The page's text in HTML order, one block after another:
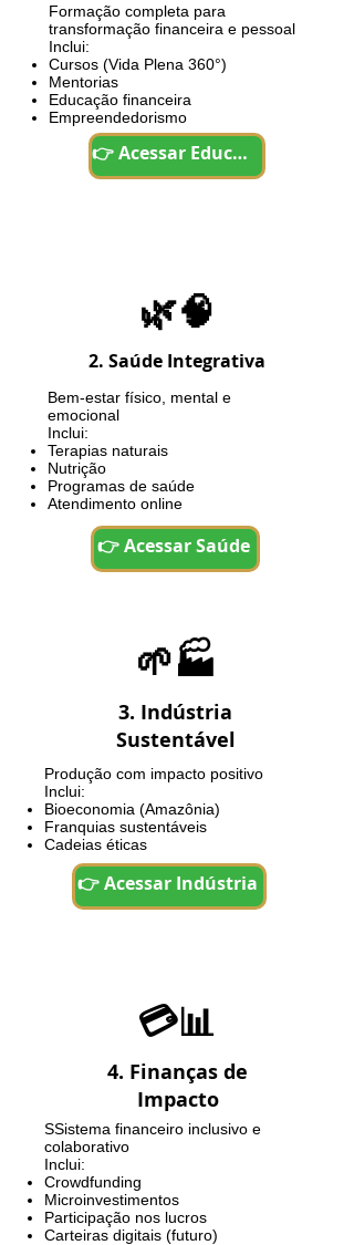
Formação completa para
transformação financeira e pessoal
Inclui:
Cursos (Vida Plena 360°)
Mentorias
Educação financeira
Empreendedorismo
👉 Acessar Educação
🌿🧠
2. Saúde Integrativa
Bem-estar físico, mental e
emocional
Inclui:
Terapias naturais
Nutrição
Programas de saúde
Atendimento online
👉 Acessar Saúde
🌱🏭
3. Indústria
Sustentável
Produção com impacto positivo
Inclui:
Bioeconomia (Amazônia)
Franquias sustentáveis
Cadeias éticas
👉 Acessar Indústria
💳📊
4. Finanças de
Impacto
SSistema financeiro inclusivo e
colaborativo
Inclui:
Crowdfunding
Microinvestimentos
Participação nos lucros
Carteiras digitais (futuro)